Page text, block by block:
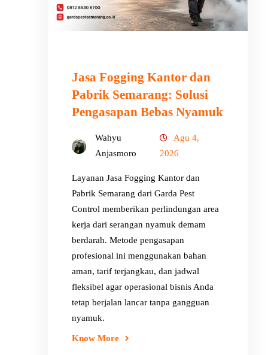
Jasa Fogging Kantor dan
Pabrik Semarang: Solusi
Pengasapan Bebas Nyamuk
Wahyu
Anjasmoro
Agu 4,
2026
Layanan Jasa Fogging Kantor dan
Pabrik Semarang dari Garda Pest
Control memberikan perlindungan area
kerja dari serangan nyamuk demam
berdarah. Metode pengasapan
profesional ini menggunakan bahan
aman, tarif terjangkau, dan jadwal
fleksibel agar operasional bisnis Anda
tetap berjalan lancar tanpa gangguan
nyamuk.
Know More